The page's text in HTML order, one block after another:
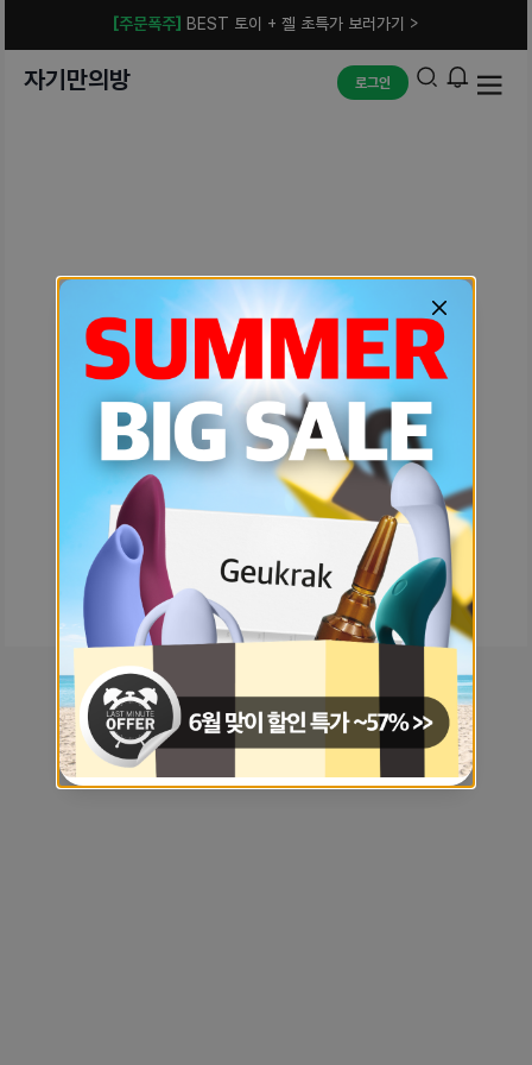
[주문폭주] BEST 토이 + 젤 초특가 보러가기 >
자기만의방 로그인
예상치 못한 에러입니다.